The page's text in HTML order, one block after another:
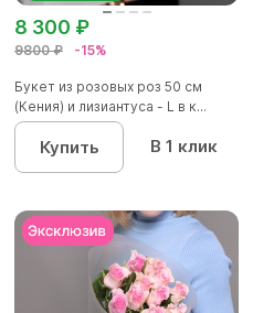
9800 ₽ -15%
8 300 ₽
Букет из розовых роз 50 см
(Кения) и лизиантуса - L в к...
Купить В 1 клик